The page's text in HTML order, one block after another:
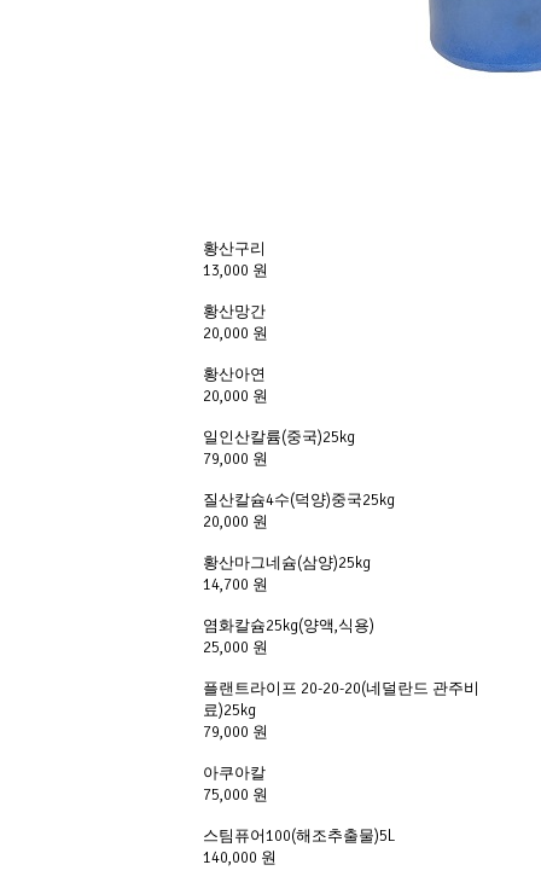
황산구리
13,000 원
황산망간
20,000 원
황산아연
20,000 원
일인산칼륨(중국)25kg
79,000 원
질산칼슘4수(덕양)중국25kg
20,000 원
황산마그네슘(삼양)25kg
14,700 원
염화칼슘25kg(양액,식용)
25,000 원
플랜트라이프 20-20-20(네덜란드 관주비
료)25kg
79,000 원
아쿠아칼
75,000 원
스팀퓨어100(해조추출물)5L
140,000 원